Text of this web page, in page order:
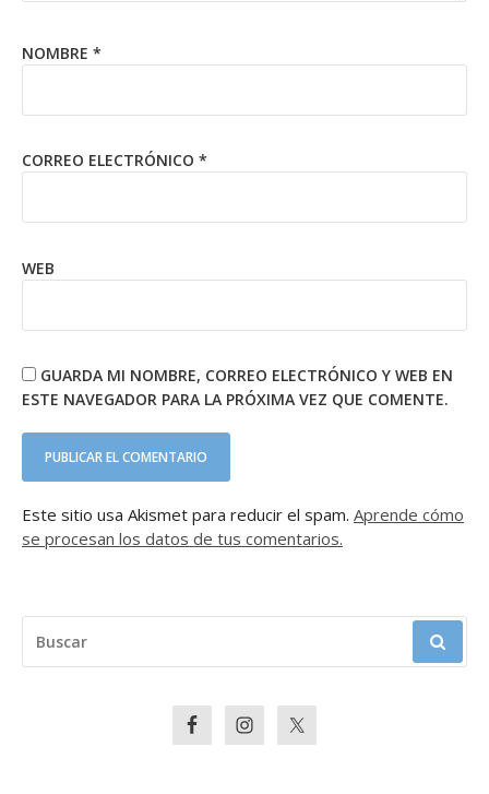
NOMBRE *
CORREO ELECTRÓNICO *
WEB
GUARDA MI NOMBRE, CORREO ELECTRÓNICO Y WEB EN
ESTE NAVEGADOR PARA LA PRÓXIMA VEZ QUE COMENTE.
Este sitio usa Akismet para reducir el spam. Aprende cómo
se procesan los datos de tus comentarios.